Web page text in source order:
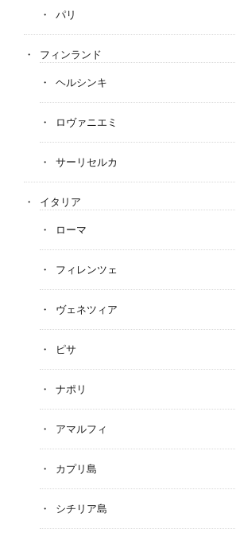
パリ
フィンランド
ヘルシンキ
ロヴァニエミ
サーリセルカ
イタリア
ローマ
フィレンツェ
ヴェネツィア
ピサ
ナポリ
アマルフィ
カプリ島
シチリア島